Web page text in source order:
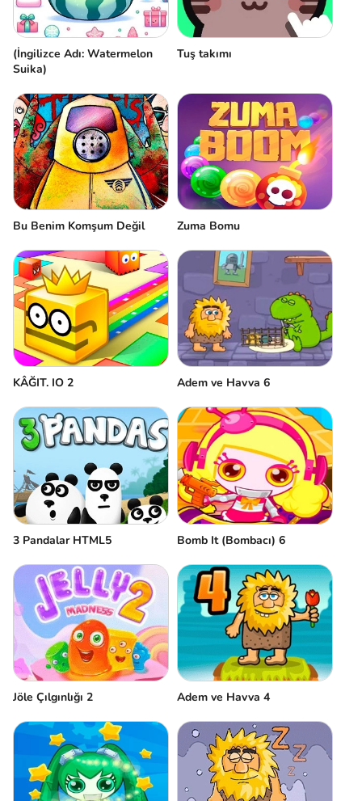
(İngilizce Adı: Watermelon
Suika)
Tuş takımı
Bu Benim Komşum Değil Zuma Bomu
KÂĞIT. IO 2 Adem ve Havva 6
3 Pandalar HTML5 Bomb It (Bombacı) 6
Jöle Çılgınlığı 2 Adem ve Havva 4